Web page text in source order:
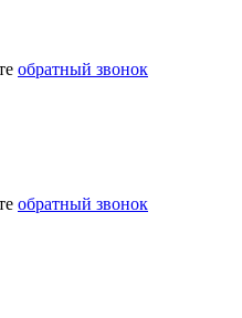
обратный звонок
обратный звонок